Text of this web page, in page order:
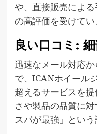
や、直接販売によ
の高評価を受けてい
良い口コミ:
迅速なメール対応
で、ICANホイール
超えるサービスを
さや製品の品質に
スパが最強」という